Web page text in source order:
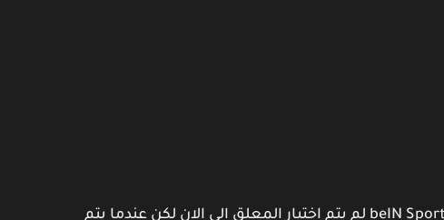
معلق مباراة ليفربول وكريستال بالاس على قناة beIN Sports HD 1 لم يتم اختيار المعلق الى الان لكن عندما يتم